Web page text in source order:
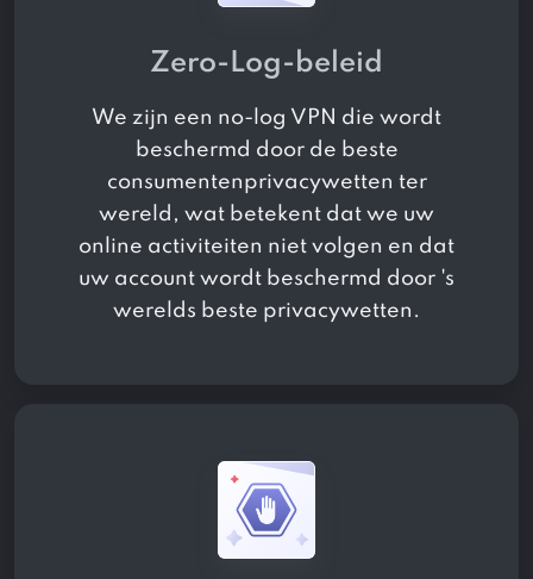
Zero-Log-beleid
We zijn een no-log VPN die wordt
beschermd door de beste
consumentenprivacywetten ter
wereld, wat betekent dat we uw
online activiteiten niet volgen en dat
uw account wordt beschermd door 's
werelds beste privacywetten.